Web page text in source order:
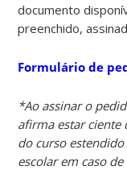
documento
preenchido,
Formulário de
*Ao assinar o
afirma estar ciente
do curso
escolar em caso